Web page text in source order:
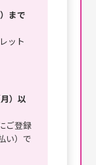
まで
ット
）以
ご登録
い）で